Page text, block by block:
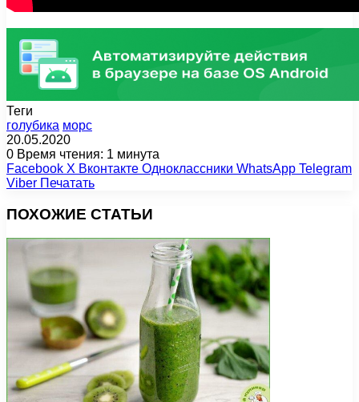
Теги
голубика морс
20.05.2020
0 Время чтения: 1 минута
Facebook X Вконтакте Одноклассники WhatsApp Telegram
Viber Печатать
ПОХОЖИЕ СТАТЬИ